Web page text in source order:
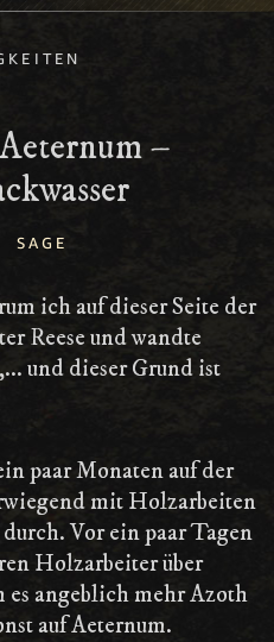
–
SAGE
ich auf dieser Seite der
Reese und wandte
und dieser Grund ist
paar Monaten auf der
mit Holzarbeiten
Vor ein paar Tagen
Holzarbeiter über
angeblich mehr Azoth
auf Aeternum.